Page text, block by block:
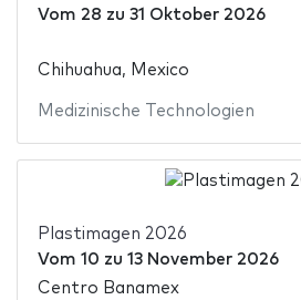
Vom 28 zu 31 Oktober 2026
Chihuahua, Mexico
Medizinische Technologien
Plastimagen 2026
Vom 10 zu 13 November 2026
Centro Banamex